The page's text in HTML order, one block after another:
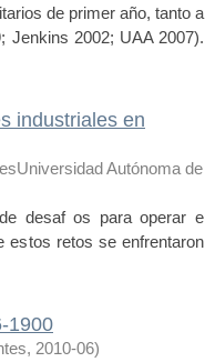
de primer año, tanto a
Jenkins 2002; UAA 2007).
industriales en
Autónoma de
desaf os para operar e
estos retos se enfrentaron
1900
, 2010-06)